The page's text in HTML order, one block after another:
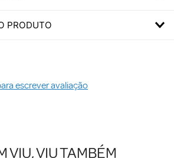
PRODUTO
escrever avaliação
VIU, VIU TAMBÉM